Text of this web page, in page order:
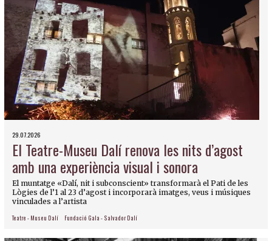
29.07.2026
El Teatre-Museu Dalí renova les nits d’agost
amb una experiència visual i sonora
El muntatge «Dalí, nit i subconscient» transformarà el Pati de les
Lògies de l’1 al 23 d’agost i incorporarà imatges, veus i músiques
vinculades a l’artista
Teatre - Museu Dalí Fundació Gala - Salvador Dalí